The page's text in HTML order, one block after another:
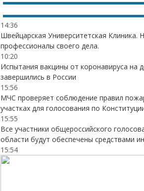
14:36
Швейцарская Университетская Клиника.
профессионалы своего дела.
10:20
Испытания вакцины от коронавируса на
завершились в России
15:56
МЧС проверяет соблюдение правил
участках для голосования по
15:55
Все участники общероссийского
области будут обеспечены средствами
15:54